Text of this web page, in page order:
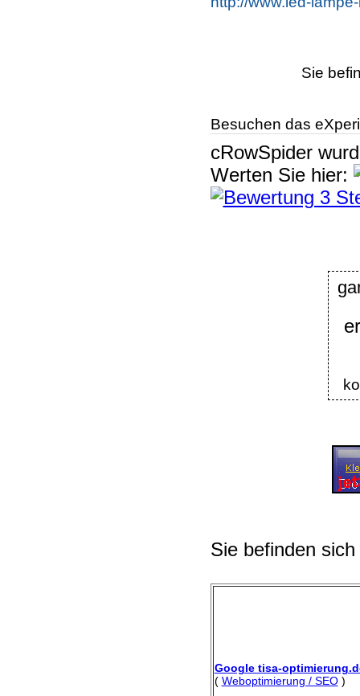
Sie
Besuchen das
cRowSpider
Werten Sie hier:
Sie befinden
Google tisa-
( Weboptimierung / SEO)